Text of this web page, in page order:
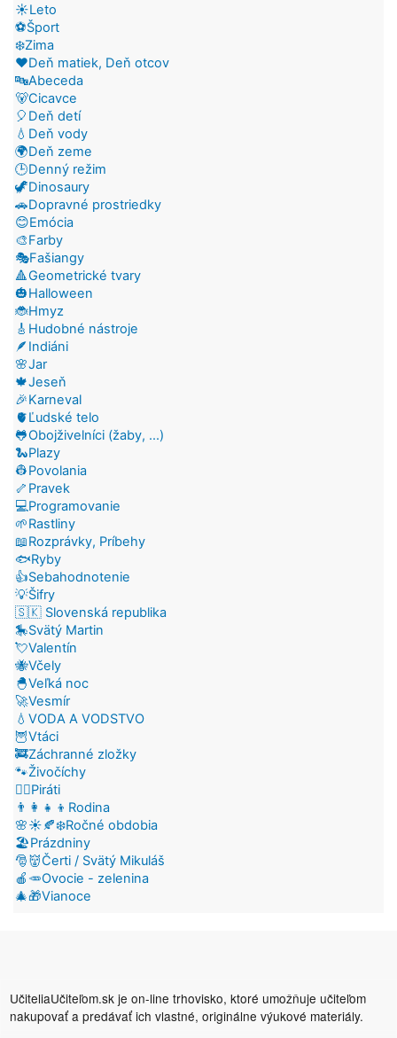
☀️Leto
⚽Šport
❄️Zima
❤️Deň matiek, Deň otcov
🔤Abeceda
🐻Cicavce
🎈Deň detí
💧Deň vody
🌍Deň zeme
🕒Denný režim
🦖Dinosaury
🚗Dopravné prostriedky
😊Emócia
🎨Farby
🎭Fašiangy
🔺Geometrické tvary
🎃Halloween
🐞Hmyz
🎸Hudobné nástroje
🪶Indiáni
🌸Jar
🍁Jeseň
🎉Karneval
🫀Ľudské telo
🐸Obojživelníci (žaby, ...)
🐍Plazy
👷Povolania
🦴Pravek
💻Programovanie
🌱Rastliny
📖Rozprávky, Príbehy
🐟Ryby
👍Sebahodnotenie
💡Šifry
🇸🇰 Slovenská republika
🎠Svätý Martin
💘Valentín
🐝Včely
🐣Veľká noc
🚀Vesmír
💧VODA A VODSTVO
🦉Vtáci
🚒Záchranné zložky
🐾Živočíchy
🏴‍☠️Piráti
👨‍👩‍👧‍👦Rodina
🌸☀️🍂❄️Ročné obdobia
🏖️Prázdniny
🎅👹Čerti / Svätý Mikuláš
🍎🥕Ovocie - zelenina
🎄🎁Vianoce
UčiteliaUčiteľom.sk je on-line trhovisko, ktoré umožňuje učiteľom
nakupovať a predávať ich vlastné, originálne výukové materiály.